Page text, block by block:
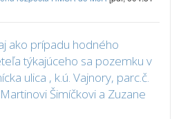
ako prípadu hodného
týkajúceho sa pozemku v
ulica , k.ú. Vajnory, parc.č.
Šimíčkovi a Zuzane